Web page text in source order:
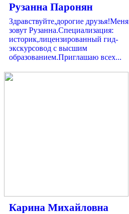
Рузанна Паронян
Здравствуйте,дорогие друзья!Меня
зовут Рузанна.Специализация:
историк,лицензированный гид-
экскурсовод с высшим
образованием.Приглашаю всех...
Карина Михайловна